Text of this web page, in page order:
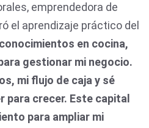
emprendedora de
el aprendizaje práctico del
en cocina,
gestionar mi negocio.
mi flujo de caja y sé
crecer. Este capital
para ampliar mi